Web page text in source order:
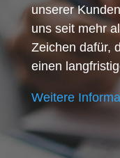
unserer
uns seit mehr
Zeichen dafür,
einen
Weitere